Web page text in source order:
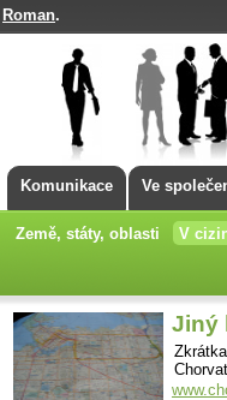
Roman.
Komunikace Ve
Země, státy, oblasti V
Jiný